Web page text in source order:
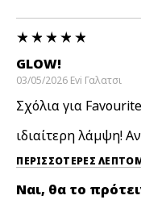
GLOW!
03/05/2026 Evi Γαλατσι
Σχόλια για Favourite
ιδιαίτερη λάμψη!
ΠΕΡΙΣΣΌΤΕΡΕΣ
Ναι, θα το